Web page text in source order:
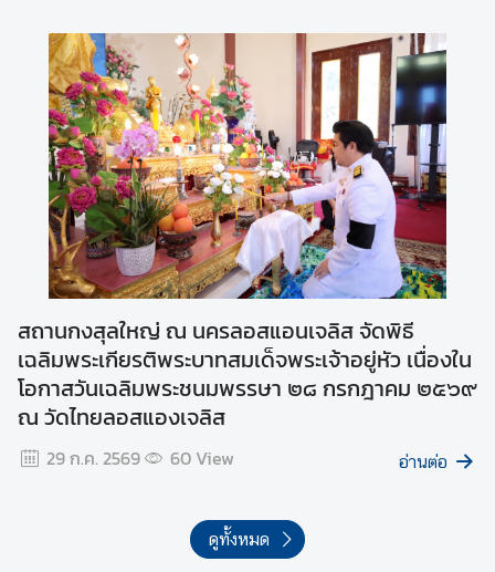
สถานกงสุลใหญ่ ณ นครลอสแอนเจลิส จัดพิธี
เฉลิมพระเกียรติพระบาทสมเด็จพระเจ้าอยู่หัว เนื่องใน
โอกาสวันเฉลิมพระชนมพรรษา ๒๘ กรกฎาคม ๒๕๖๙
ณ วัดไทยลอสแองเจลิส
29 ก.ค. 2569 60View อ่านต่อ
ดูทั้งหมด